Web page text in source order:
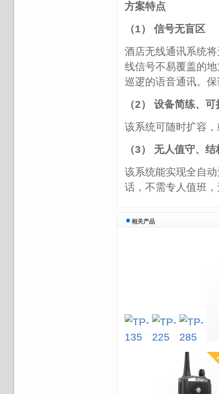
方案特点
（1） 信号无盲区
酒店无线通讯系统
线信号不易覆盖的
巡逻的语音通讯。
（2） 设备简练、
该系统可随时扩容
（3） 无人值守、
该系统能实现全自
话，不需专人值班
相关产品